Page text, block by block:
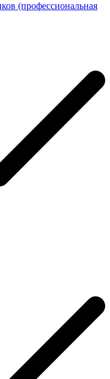
(профессиональная